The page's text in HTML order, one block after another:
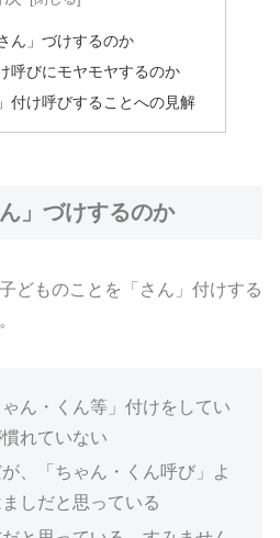
ん」づけするのか
呼びにモヤモヤするのか
付け呼びすることへの見解
」づけするのか
どものことを「さん」付けする
ん・くん等」付けをしてい
れていない
が、「ちゃん・くん呼び」よ
しだと思っている